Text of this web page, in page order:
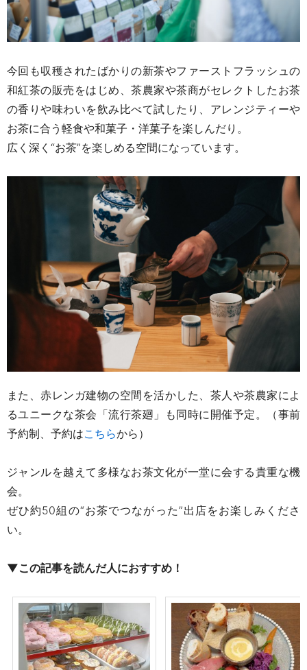
今回も収穫されたばかりの新茶やファーストフラッシュの
和紅茶の販売をはじめ、茶農家や茶商がセレクトしたお茶
の香りや味わいを飲み比べて試したり、アレンジティーや
お茶に合う 軽食や和菓子・洋菓子を楽しんだり。
広く深く“お茶”を楽しめる空間になっています。
また、赤レンガ建物の空間を活かした、茶人や茶農家によ
るユニークな茶会「流行茶廻」も同時に開催予定。（事前
予約制、予約はこちらから）
ジャンルを越えて多様なお茶文化が一堂に会する貴重な機
会。
ぜひ約50組の“お茶でつながった”出店をお楽しみくださ
い。
▼この記事を読んだ人におすすめ！